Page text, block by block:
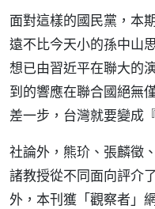
面對這樣的國民黨，本
遠不比今天小的孫中山
想已由習近平在聯大的
到的響應在聯合國絕無
差一步，台灣就要變成
社論外，熊玠、張麟徵
諸教授從不同面向評介
外，本刊獲「觀察者」